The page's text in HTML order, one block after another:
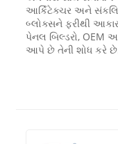
આર્કિટેક્ચર અને
બ્લોક્સને ફરીથી
પેનલ બિલ્ડરો, OEM
આપે છે તેની શોધ કરે